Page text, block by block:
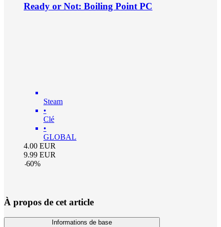
Ready or Not: Boiling Point PC
Steam
•
Clé
•
GLOBAL
4.00 EUR
9.99 EUR
-60%
À propos de cet article
Informations de base